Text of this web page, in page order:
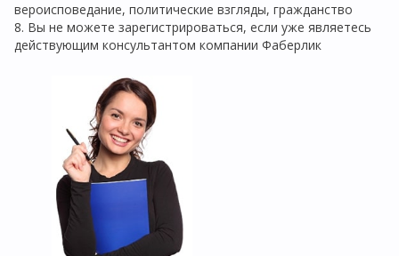
вероисповедание, политические взгляды, гражданство
8. Вы не можете зарегистрироваться, если уже являетесь
действующим консультантом компании Фаберлик